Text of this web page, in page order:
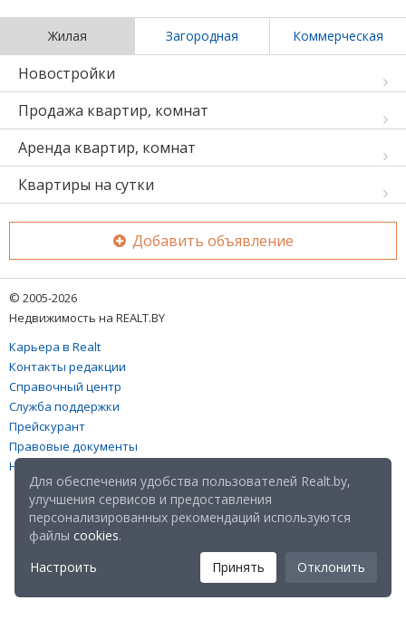
Жилая Загородная Коммерческая
Новостройки
Продажа квартир, комнат
Аренда квартир, комнат
Квартиры на сутки
Добавить объявление
© 2005-2026
Недвижимость на REALT.BY
Карьера в Realt
Контакты редакции
Справочный центр
Служба поддержки
Прейскурант
Правовые документы
Настройка файлов cookies
Для обеспечения удобства пользователей Realt.by,
улучшения сервисов и предоставления
персонализированных рекомендаций используются
файлы cookies.
Настроить
Принять Отклонить